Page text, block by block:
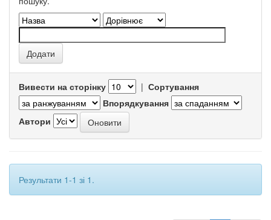
Вивести на сторінку | Сортування
Впорядкування
Автори
Результати 1-1 зі 1.